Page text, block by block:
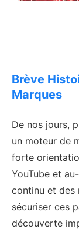
Brève
Marques
De nos jours,
un moteur de
forte
YouTube et
continu et des
sécuriser ces
découverte